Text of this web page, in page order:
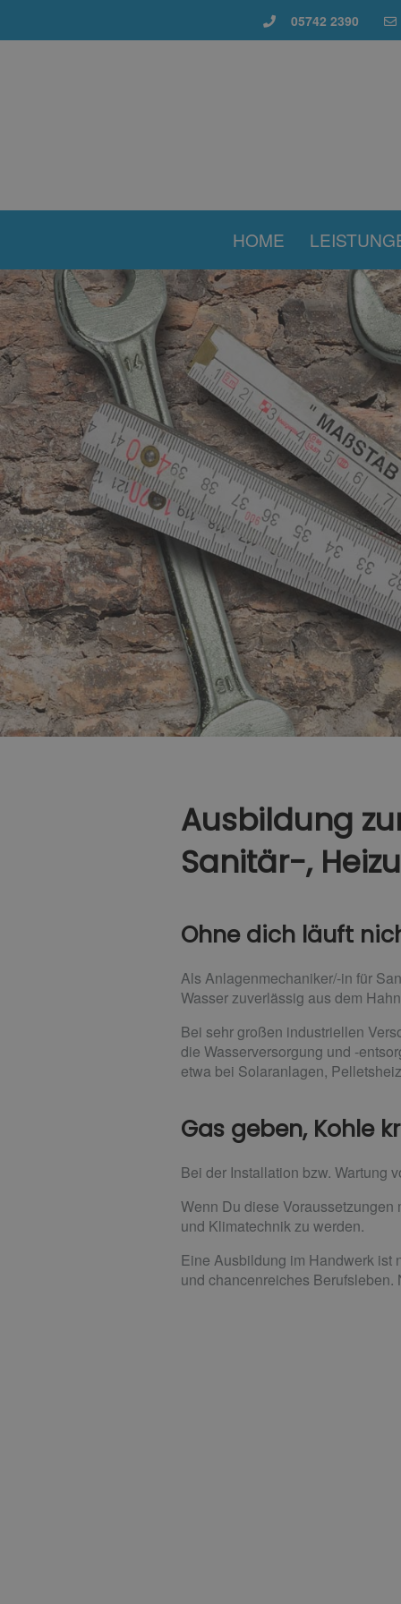
05742 2390
HOME
Ausbildung
Sanitär-,
Ohne dich läuft
Als Anlagenmechaniker/-in für
Wasser zuverlässig aus dem
Bei sehr großen industriellen
die Wasserversorgung und -
etwa bei Solaranlagen,
Gas geben, Kohle
Bei der Installation bzw. Wartung
Wenn Du diese
und Klimatechnik zu werden.
Eine Ausbildung im Handwerk ist
und chancenreiches